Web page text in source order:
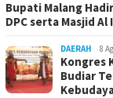
Bupati Malang
DPC serta Masjid
DAERAH 8
Kongres
Budiar